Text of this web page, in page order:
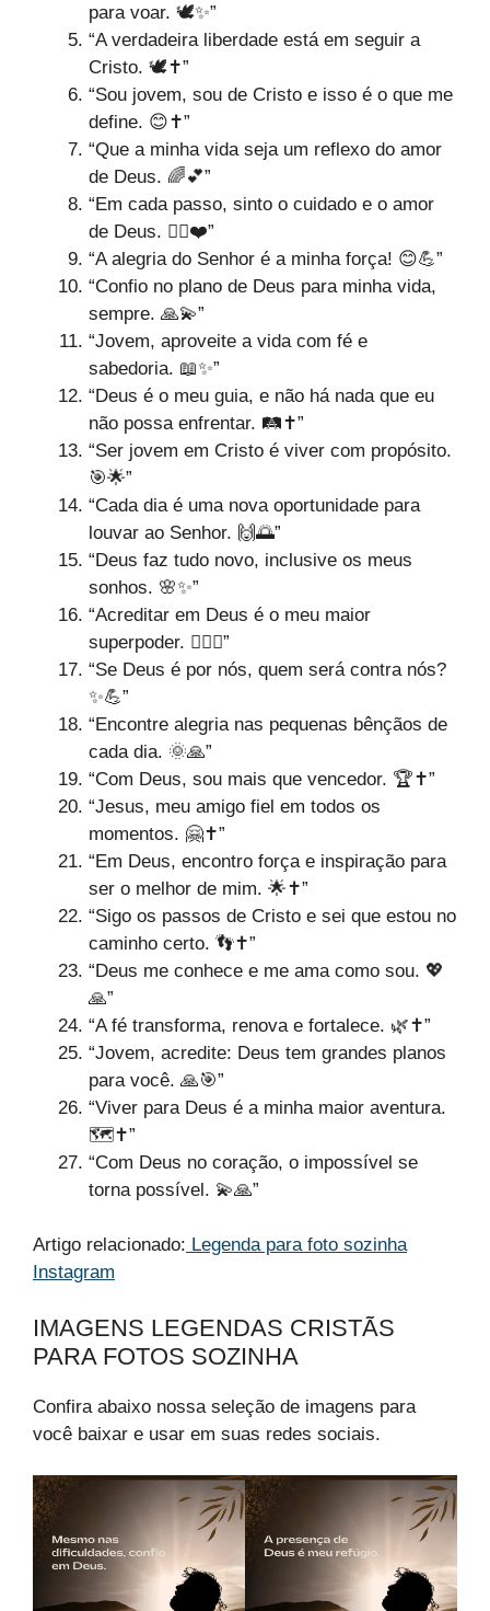
para voar. 🕊️✨”
“A verdadeira liberdade está em seguir a
Cristo. 🕊️✝️”
“Sou jovem, sou de Cristo e isso é o que me
define. 😊✝️”
“Que a minha vida seja um reflexo do amor
de Deus. 🌈💕”
“Em cada passo, sinto o cuidado e o amor
de Deus. 🚶‍♀️❤️”
“A alegria do Senhor é a minha força! 😊💪”
“Confio no plano de Deus para minha vida,
sempre. 🙏💫”
“Jovem, aproveite a vida com fé e
sabedoria. 📖✨”
“Deus é o meu guia, e não há nada que eu
não possa enfrentar. 🛤️✝️”
“Ser jovem em Cristo é viver com propósito.
🎯🌟”
“Cada dia é uma nova oportunidade para
louvar ao Senhor. 🙌🌅”
“Deus faz tudo novo, inclusive os meus
sonhos. 🌸✨”
“Acreditar em Deus é o meu maior
superpoder. 🦸‍♂️✝️”
“Se Deus é por nós, quem será contra nós?
✨💪”
“Encontre alegria nas pequenas bênçãos de
cada dia. 🌞🙏”
“Com Deus, sou mais que vencedor. 🏆✝️”
“Jesus, meu amigo fiel em todos os
momentos. 🤗✝️”
“Em Deus, encontro força e inspiração para
ser o melhor de mim. 🌟✝️”
“Sigo os passos de Cristo e sei que estou no
caminho certo. 👣✝️”
“Deus me conhece e me ama como sou. 💖
🙏”
“A fé transforma, renova e fortalece. 🌿✝️”
“Jovem, acredite: Deus tem grandes planos
para você. 🙏🎯”
“Viver para Deus é a minha maior aventura.
🗺️✝️”
“Com Deus no coração, o impossível se
torna possível. 💫🙏”
Artigo relacionado: Legenda para foto sozinha
Instagram
IMAGENS LEGENDAS CRISTÃS
PARA FOTOS SOZINHA
Confira abaixo nossa seleção de imagens para
você baixar e usar em suas redes sociais.